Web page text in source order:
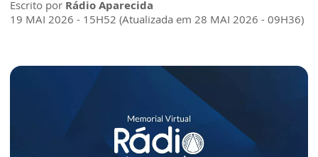
Escrito por Rádio Aparecida
19 MAI 2026 - 15H52 (Atualizada em 28 MAI 2026 - 09H36)